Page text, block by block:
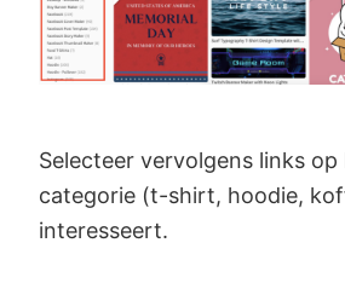
Selecteer vervolgens links
categorie (t-shirt, hoodie,
interesseert.